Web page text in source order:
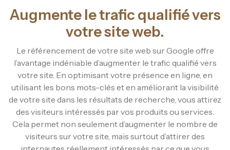
Augmente le trafic qualifié vers
votre site web.
Le référencement de votre site web sur Google offre
l’avantage indéniable d’augmenter le trafic qualifié vers
votre site. En optimisant votre présence en ligne, en
utilisant les bons mots-clés et en améliorant la visibilité
de votre site dans les résultats de recherche, vous attirez
des visiteurs intéressés par vos produits ou services.
Cela permet non seulement d’augmenter le nombre de
visiteurs sur votre site, mais surtout d’attirer des